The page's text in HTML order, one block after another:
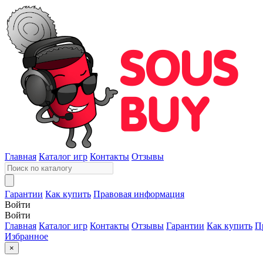
Главная Каталог игр Контакты Отзывы
Гарантии Как купить Правовая информация
Войти
Войти
Главная Каталог игр Контакты Отзывы Гарантии Как купить
Избранное
×